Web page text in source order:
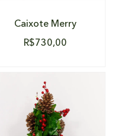
Caixote Merry
R$730,00